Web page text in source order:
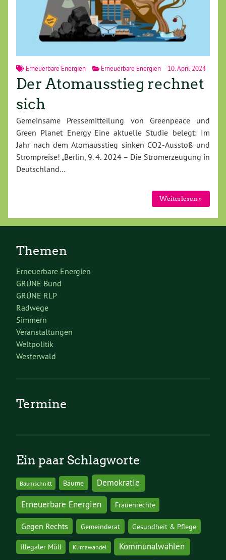
Erneuerbare Energien Erneuerbare Energien 10. April 2024
Der Atomausstieg rechnet
sich
Gemeinsame Pressemitteilung von Greenpeace und
Green Planet Energy Eine aktuelle Studie belegt: Im
Jahr nach dem Atomausstieg sinken CO2-Ausstoß und
Strompreise! „Berlin, 9. 4. 2024 – Die Stromerzeugung in
Deutschland…
Weiterlesen »
Themen
Erneuerbare Energien
GRÜNE Bund
GRÜNE RLP
Radwege
Simmern
Veranstaltungen
Weltpolitik
Westerwald
Termine
Ein paar Schlagworte
Baumschnitt Bäume
Demokratie
Erneuerbare Energien
Frauenrechte
Gegen Rechts Gemeinderat Gesundheit & Pflege
Illegaler Müll Klimawandel Kommunalwahlen